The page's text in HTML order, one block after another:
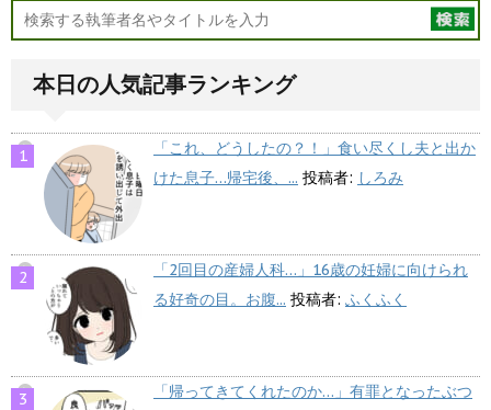
本日の人気記事ランキング
「これ、どうしたの？！」食い尽くし夫と出か
けた息子…帰宅後、... 投稿者: しろみ
「2回目の産婦人科…」16歳の妊婦に向けられ
る好奇の目。お腹... 投稿者: ふくふく
「帰ってきてくれたのか…」有罪となったぶつ